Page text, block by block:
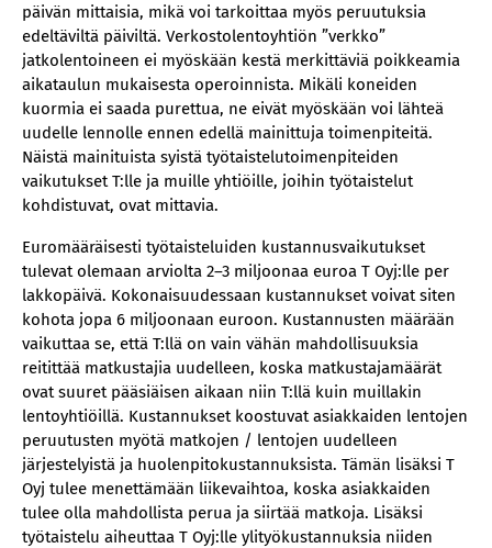
päivän mittaisia, mikä voi tarkoittaa myös peruutuksia
edeltäviltä päiviltä. Verkostolentoyhtiön ”verkko”
jatkolentoineen ei myöskään kestä merkittäviä poikkeamia
aikataulun mukaisesta operoinnista. Mikäli koneiden
kuormia ei saada purettua, ne eivät myöskään voi lähteä
uudelle lennolle ennen edellä mainittuja toimenpiteitä.
Näistä mainituista syistä työtaistelutoimenpiteiden
vaikutukset T:lle ja muille yhtiöille, joihin työtaistelut
kohdistuvat, ovat mittavia.
Euromääräisesti työtaisteluiden kustannusvaikutukset
tulevat olemaan arviolta 2–3 miljoonaa euroa T Oyj:lle per
lakkopäivä. Kokonaisuudessaan kustannukset voivat siten
kohota jopa 6 miljoonaan euroon. Kustannusten määrään
vaikuttaa se, että T:llä on vain vähän mahdollisuuksia
reitittää matkustajia uudelleen, koska matkustajamäärät
ovat suuret pääsiäisen aikaan niin T:llä kuin muillakin
lentoyhtiöillä. Kustannukset koostuvat asiakkaiden lentojen
peruutusten myötä matkojen / lentojen uudelleen
järjestelyistä ja huolenpitokustannuksista. Tämän lisäksi T
Oyj tulee menettämään liikevaihtoa, koska asiakkaiden
tulee olla mahdollista perua ja siirtää matkoja. Lisäksi
työtaistelu aiheuttaa T Oyj:lle ylityökustannuksia niiden